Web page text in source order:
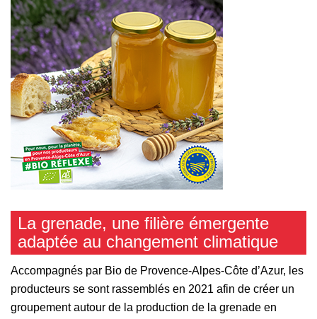
La grenade, une filière émergente
adaptée au changement climatique
Accompagnés par Bio de Provence-Alpes-Côte d’Azur, les
producteurs se sont rassemblés en 2021 afin de créer un
groupement autour de la production de la grenade en